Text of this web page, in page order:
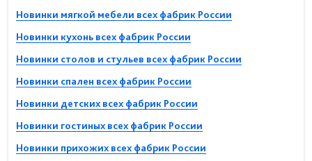
Новинки мягкой мебели всех фабрик России
Новинки кухонь всех фабрик России
Новинки столов и стульев всех фабрик России
Новинки спален всех фабрик России
Новинки детских всех фабрик России
Новинки гостиных всех фабрик России
Новинки прихожих всех фабрик России